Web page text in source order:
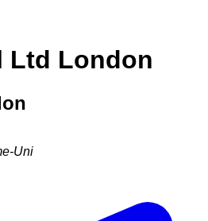
Ltd London
Uni